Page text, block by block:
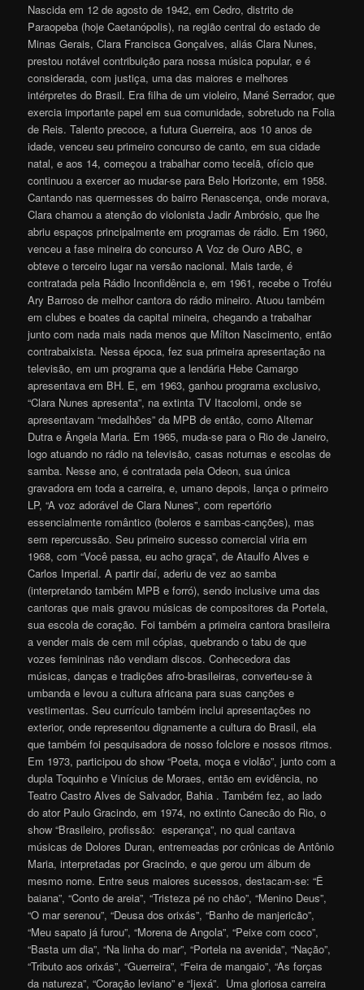
Nascida em 12 de agosto de 1942, em Cedro, distrito de
Paraopeba (hoje Caetanópolis), na região central do estado de
Minas Gerais, Clara Francisca Gonçalves, aliás Clara Nunes,
prestou notável contribuição para nossa música popular, e é
considerada, com justiça, uma das maiores e melhores
intérpretes do Brasil. Era filha de um violeiro, Mané Serrador, que
exercia importante papel em sua comunidade, sobretudo na Folia
de Reis. Talento precoce, a futura Guerreira, aos 10 anos de
idade, venceu seu primeiro concurso de canto, em sua cidade
natal, e aos 14, começou a trabalhar como tecelã, ofício que
continuou a exercer ao mudar-se para Belo Horizonte, em 1958.
Cantando nas quermesses do bairro Renascença, onde morava,
Clara chamou a atenção do violonista Jadir Ambrósio, que lhe
abriu espaços principalmente em programas de rádio. Em 1960,
venceu a fase mineira do concurso A Voz de Ouro ABC, e
obteve o terceiro lugar na versão nacional. Mais tarde, é
contratada pela Rádio Inconfidência e, em 1961, recebe o Troféu
Ary Barroso de melhor cantora do rádio mineiro. Atuou também
em clubes e boates da capital mineira, chegando a trabalhar
junto com nada mais nada menos que Mílton Nascimento, então
contrabaixista. Nessa época, fez sua primeira apresentação na
televisão, em um programa que a lendária Hebe Camargo
apresentava em BH. E, em 1963, ganhou programa exclusivo,
“Clara Nunes apresenta”, na extinta TV Itacolomi, onde se
apresentavam “medalhões” da MPB de então, como Altemar
Dutra e Ângela Maria. Em 1965, muda-se para o Rio de Janeiro,
logo atuando no rádio na televisão, casas noturnas e escolas de
samba. Nesse ano, é contratada pela Odeon, sua única
gravadora em toda a carreira, e, umano depois, lança o primeiro
LP, “A voz adorável de Clara Nunes”, com repertório
essencialmente romântico (boleros e sambas-canções), mas
sem repercussão. Seu primeiro sucesso comercial viria em
1968, com “Você passa, eu acho graça”, de Ataulfo Alves e
Carlos Imperial. A partir daí, aderiu de vez ao samba
(interpretando também MPB e forró), sendo inclusive uma das
cantoras que mais gravou músicas de compositores da Portela,
sua escola de coração. Foi também a primeira cantora brasileira
a vender mais de cem mil cópias, quebrando o tabu de que
vozes femininas não vendiam discos. Conhecedora das
músicas, danças e tradições afro-brasileiras, converteu-se à
umbanda e levou a cultura africana para suas canções e
vestimentas. Seu currículo também inclui apresentações no
exterior, onde representou dignamente a cultura do Brasil, ela
que também foi pesquisadora de nosso folclore e nossos ritmos.
Em 1973, participou do show “Poeta, moça e violão”, junto com a
dupla Toquinho e Vinícius de Moraes, então em evidência, no
Teatro Castro Alves de Salvador, Bahia . Também fez, ao lado
do ator Paulo Gracindo, em 1974, no extinto Canecão do Rio, o
show “Brasileiro, profissão: esperança”, no qual cantava
músicas de Dolores Duran, entremeadas por crônicas de Antônio
Maria, interpretadas por Gracindo, e que gerou um álbum de
mesmo nome. Entre seus maiores sucessos, destacam-se: “Ê
baiana”, “Conto de areia”, “Tristeza pé no chão”, “Menino Deus”,
“O mar serenou”, “Deusa dos orixás”, “Banho de manjericão”,
“Meu sapato já furou”, “Morena de Angola”, “Peixe com coco”,
“Basta um dia”, “Na linha do mar”, “Portela na avenida”, “Nação”,
“Tributo aos orixás”, “Guerreira”, “Feira de mangaio”, “As forças
da natureza”, “Coração leviano” e “Ijexá”. Uma gloriosa carreira